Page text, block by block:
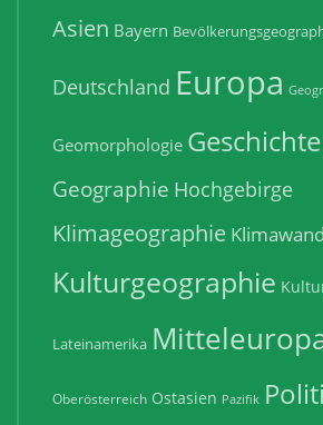
Asien Bayern
Deutschland Europa
Geomorphologie Geschichte
Geographie Hochgebirge
Klimageographie
Kulturgeographie
Lateinamerika
Oberösterreich Ostasien Pazifik